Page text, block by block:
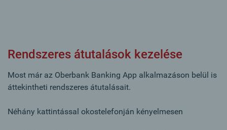
Rendszeres átutalások kezelése
Most már az Oberbank Banking App alkalmazáson belül is
áttekintheti rendszeres átutalásait.
Néhány kattintással okostelefonján kényelmesen